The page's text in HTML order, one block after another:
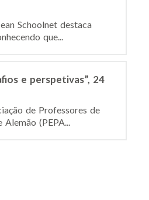
Schoolnet destaca
que...
e perspetivas”, 24
de Professores de
(PEPA...